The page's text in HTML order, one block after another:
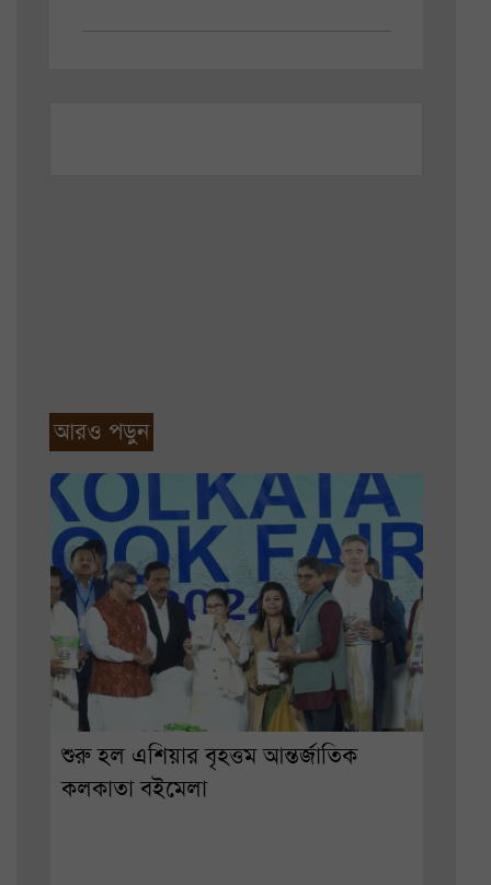
আরও পড়ুন
শুরু হল এশিয়ার বৃহত্তম আন্তর্জাতিক
কলকাতা বইমেলা